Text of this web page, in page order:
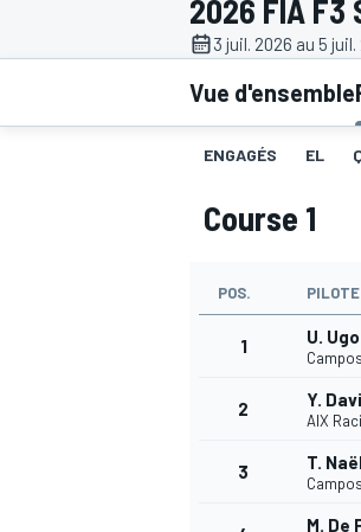
2026 FIA
3 juil. 2026 au 5 juil.
Vue d'ensemble
ENGAGÉS EL
Course 1
POS. PILOTE
1 U.
2 Y.
AIX
3 T.
M. De